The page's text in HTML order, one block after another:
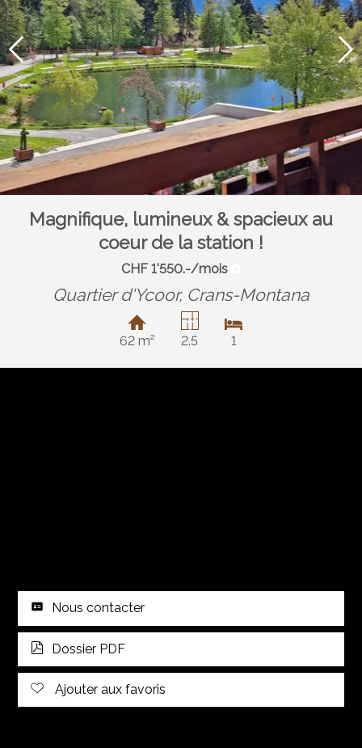
Magnifique, lumineux & spacieux au
coeur de la station !
CHF 1'550.-/mois
Quartier d'Ycoor, Crans-Montana
62 m² 2.5 1
Nous contacter
Dossier PDF
Ajouter aux favoris